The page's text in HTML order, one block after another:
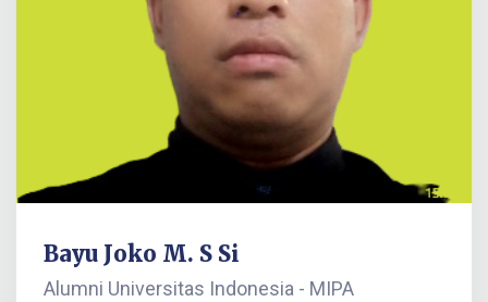
Bayu Joko M. S Si
Alumni Universitas Indonesia - MIPA